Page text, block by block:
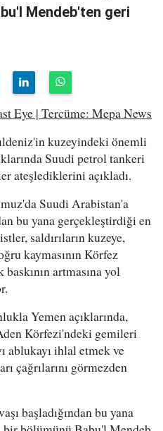
Mendeb'ten geri
Eye | Tercüme: Mepa News
kuzeyindeki önemli
Suudi petrol tankeri
ateşlediklerini açıkladı.
Suudi Arabistan'a
bu yana gerçekleştirdiği en
saldırıların kuzeye,
kaymasının Körfez
artmasına yol
Yemen açıklarında,
Körfezi'ndeki gemileri
ablukayı ihlal etmek ve
çağrılarını görmezden
başladığından bu yana